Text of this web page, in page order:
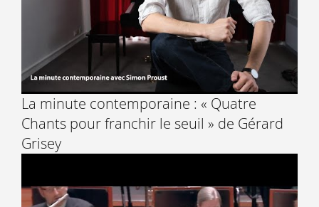
La minute contemporaine : « Quatre
Chants pour franchir le seuil » de Gérard
Grisey